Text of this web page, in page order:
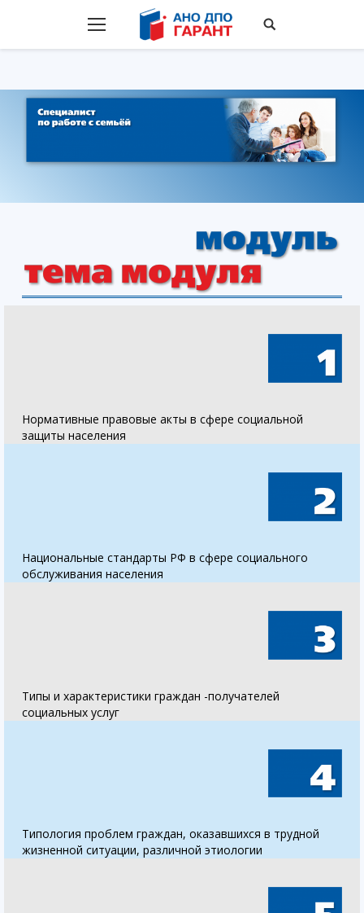
Нормативные правовые акты в сфере социальной
защиты населения
Национальные стандарты РФ в сфере социального
обслуживания населения
Типы и характеристики граждан -получателей
социальных услуг
Типология проблем граждан, оказавшихся в трудной
жизненной ситуации, различной этиологии